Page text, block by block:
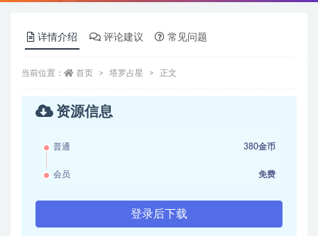
详情介绍 评论建议 常见问题
当前位置： 首页 塔罗占星 正文
资源信息
普通 380金币
会员 免费
登录后下载